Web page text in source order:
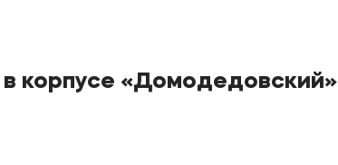
корпусе «Домодедовский»